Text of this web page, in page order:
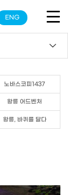
ENG
노바스코피1437
왕릉 어드벤처
왕릉, 바퀴를 달다